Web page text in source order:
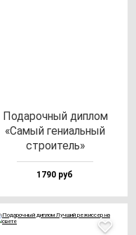
Пода­роч­ный дип­лом
«Самый ге­ни­аль­ный
стро­итель»
1790 руб